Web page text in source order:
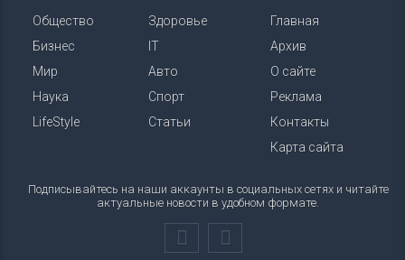
Общество
Бизнес
Мир
Наука
LifeStyle
Здоровье
IT
Авто
Спорт
Статьи
Главная
Архив
О сайте
Реклама
Контакты
Карта сайта
Подписывайтесь на наши аккаунты в социальных сетях и читайте
актуальные новости в удобном формате.